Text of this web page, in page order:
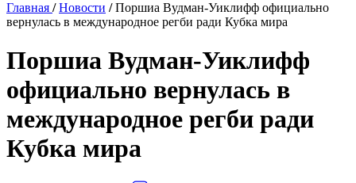
Главная / Новости / Поршиа Вудман-Уиклифф официально
вернулась в международное регби ради Кубка мира
Поршиа Вудман-Уиклифф
официально вернулась в
международное регби ради
Кубка мира